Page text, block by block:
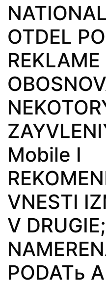
OTDEL PO
Mobile I
VNESTI
V
PODATь